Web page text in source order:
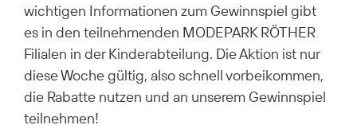
wichtigen Informationen zum Gewinnspiel gibt
es in den teilnehmenden MODEPARK RÖTHER
Filialen in der Kinderabteilung. Die Aktion ist nur
diese Woche gültig, also schnell vorbeikommen,
die Rabatte nutzen und an unserem Gewinnspiel
teilnehmen!